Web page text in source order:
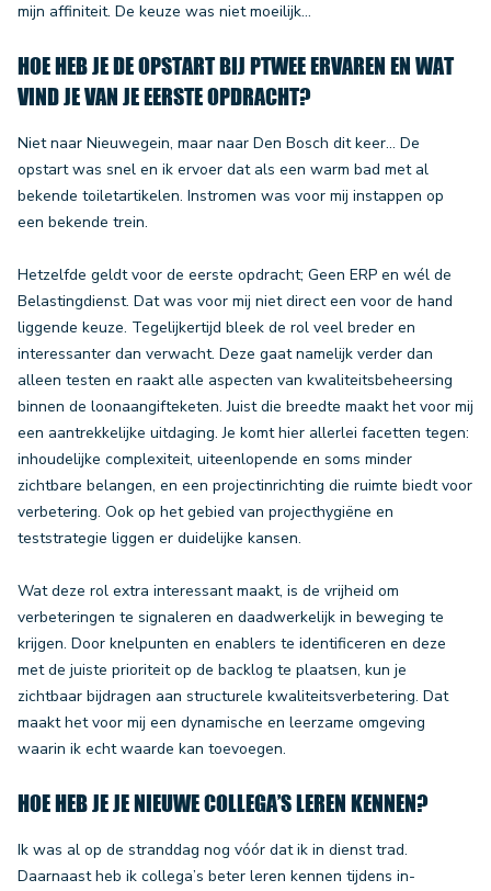
mijn affiniteit. De keuze was niet moeilijk…
HOE HEB JE DE OPSTART BIJ PTWEE ERVAREN EN WAT
VIND JE VAN JE EERSTE OPDRACHT?
Niet naar Nieuwegein, maar naar Den Bosch dit keer... De
opstart was snel en ik ervoer dat als een warm bad met al
bekende toiletartikelen. Instromen was voor mij instappen op
een bekende trein.
Hetzelfde geldt voor de eerste opdracht; Geen ERP en wél de
Belastingdienst. Dat was voor mij niet direct een voor de hand
liggende keuze. Tegelijkertijd bleek de rol veel breder en
interessanter dan verwacht. Deze gaat namelijk verder dan
alleen testen en raakt alle aspecten van kwaliteitsbeheersing
binnen de loonaangifteketen. Juist die breedte maakt het voor mij
een aantrekkelijke uitdaging. Je komt hier allerlei facetten tegen:
inhoudelijke complexiteit, uiteenlopende en soms minder
zichtbare belangen, en een projectinrichting die ruimte biedt voor
verbetering. Ook op het gebied van projecthygiëne en
teststrategie liggen er duidelijke kansen.
Wat deze rol extra interessant maakt, is de vrijheid om
verbeteringen te signaleren en daadwerkelijk in beweging te
krijgen. Door knelpunten en enablers te identificeren en deze
met de juiste prioriteit op de backlog te plaatsen, kun je
zichtbaar bijdragen aan structurele kwaliteitsverbetering. Dat
maakt het voor mij een dynamische en leerzame omgeving
waarin ik echt waarde kan toevoegen.
HOE HEB JE JE NIEUWE COLLEGA’S LEREN KENNEN?
Ik was al op de stranddag nog vóór dat ik in dienst trad.
Daarnaast heb ik collega’s beter leren kennen tijdens in-